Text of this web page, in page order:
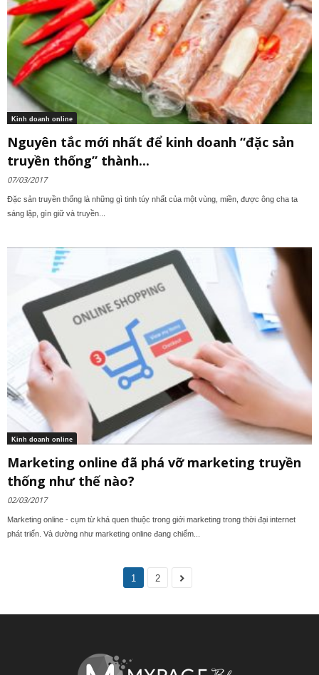
Kinh doanh online
Nguyên tắc mới nhất để kinh doanh “đặc sản
truyền thống” thành...
07/03/2017
Đặc sản truyền thống là những gì tinh túy nhất của một vùng, miền, được ông cha ta
sáng lập, gìn giữ và truyền...
Kinh doanh online
Marketing online đã phá vỡ marketing truyền
thống như thế nào?
02/03/2017
Marketing online - cụm từ khá quen thuộc trong giới marketing trong thời đại internet
phát triển. Và dường như marketing online đang chiếm...
1 2